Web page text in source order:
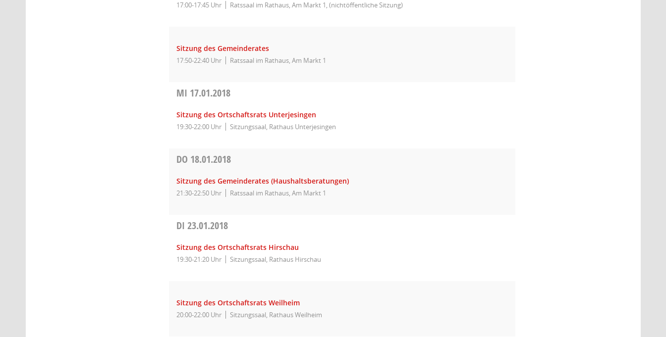
17:00-17:45 Uhr Ratssaal im Rathaus, Am Markt 1, (nichtöffentliche Sitzung)
Sitzung des Gemeinderates
17:50-22:40 Uhr Ratssaal im Rathaus, Am Markt 1
MI 17.01.2018
Sitzung des Ortschaftsrats Unterjesingen
19:30-22:00 Uhr Sitzungssaal, Rathaus Unterjesingen
DO 18.01.2018
Sitzung des Gemeinderates (Haushaltsberatungen)
21:30-22:50 Uhr Ratssaal im Rathaus, Am Markt 1
DI23.01.2018
Sitzung des Ortschaftsrats Hirschau
19:30-21:20 Uhr Sitzungssaal, Rathaus Hirschau
Sitzung des Ortschaftsrats Weilheim
20:00-22:00 Uhr Sitzungssaal, Rathaus Weilheim